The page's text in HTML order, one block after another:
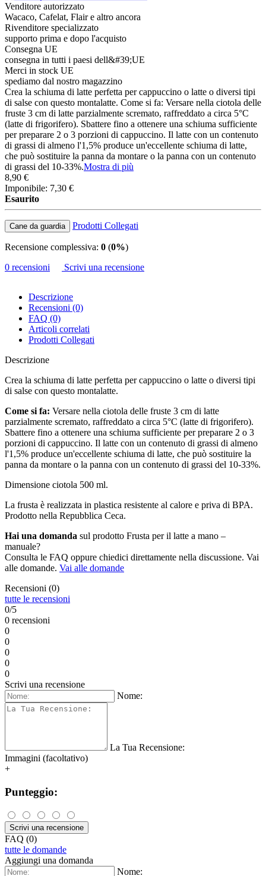
Venditore autorizzato
Wacaco, Cafelat, Flair e altro ancora
Rivenditore specializzato
supporto prima e dopo l'acquisto
Consegna UE
consegna in tutti i paesi dell&#39;UE
Merci in stock UE
spediamo dal nostro magazzino
Crea la schiuma di latte perfetta per cappuccino o latte o diversi tipi
di salse con questo montalatte. Come si fa: Versare nella ciotola delle
fruste 3 cm di latte parzialmente scremato, raffreddato a circa 5°C
(latte di frigorifero). Sbattere fino a ottenere una schiuma sufficiente
per preparare 2 o 3 porzioni di cappuccino. Il latte con un contenuto
di grassi di almeno l'1,5% produce un'eccellente schiuma di latte,
che può sostituire la panna da montare o la panna con un contenuto
di grassi del 10-33%.Mostra di più
8,90 €
Imponibile: 7,30 €
Esaurito
Cane da guardia Prodotti Collegati
Recensione complessiva: 0 (0%)
0 recensioni
Scrivi una recensione
Descrizione
Recensioni (0)
FAQ (0)
Articoli correlati
Prodotti Collegati
Descrizione
Crea la schiuma di latte perfetta per cappuccino o latte o diversi tipi
di salse con questo montalatte.
Come si fa: Versare nella ciotola delle fruste 3 cm di latte
parzialmente scremato, raffreddato a circa 5°C (latte di frigorifero).
Sbattere fino a ottenere una schiuma sufficiente per preparare 2 o 3
porzioni di cappuccino. Il latte con un contenuto di grassi di almeno
l'1,5% produce un'eccellente schiuma di latte, che può sostituire la
panna da montare o la panna con un contenuto di grassi del 10-33%.
Dimensione ciotola 500 ml.
La frusta è realizzata in plastica resistente al calore e priva di BPA.
Prodotto nella Repubblica Ceca.
Hai una domanda sul prodotto Frusta per il latte a mano –
manuale?
Consulta le FAQ oppure chiedici direttamente nella discussione. Vai
alle domande. Vai alle domande
Recensioni (0)
tutte le recensioni
0/5
0 recensioni
0
0
0
0
0
Scrivi una recensione
Nome:
La Tua Recensione:
Immagini (facoltativo)
+
Punteggio:
Scrivi una recensione
FAQ (0)
tutte le domande
Aggiungi una domanda
Nome: